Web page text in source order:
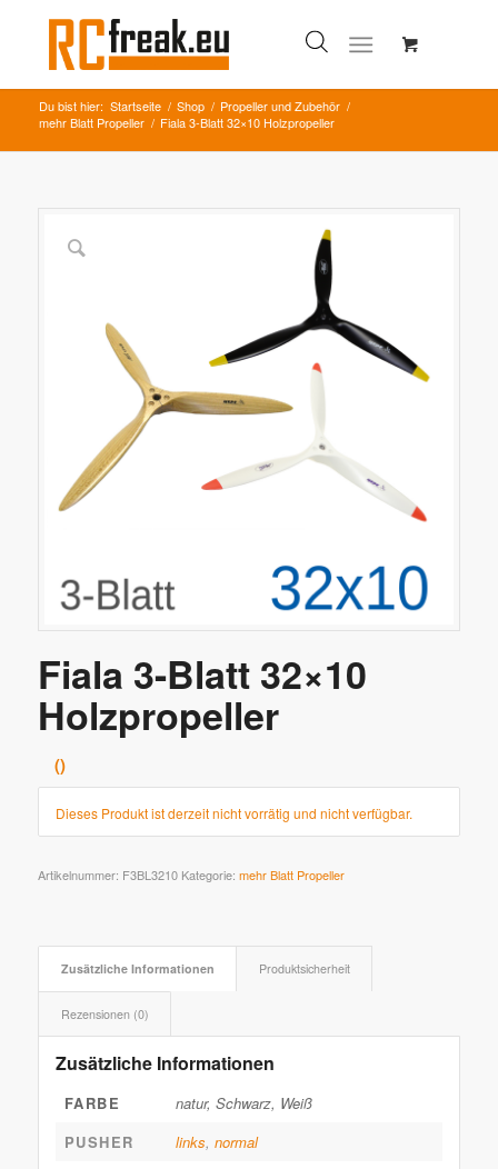
Du bist hier: Startseite / Shop / Propeller und Zubehör /
mehr Blatt Propeller / Fiala 3-Blatt 32×10 Holzpropeller
Fiala 3-Blatt 32×10
Holzpropeller
Dieses Produkt ist derzeit nicht vorrätig und nicht verfügbar.
Artikelnummer: F3BL3210 Kategorie: mehr Blatt Propeller
Zusätzliche Informationen Produktsicherheit
Rezensionen (0)
Zusätzliche Informationen
FARBE
natur, Schwarz, Weiß
PUSHER
links, normal